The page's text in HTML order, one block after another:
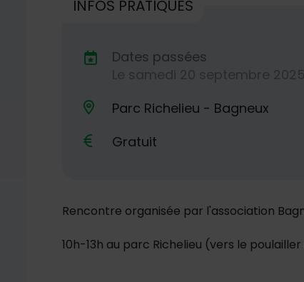
INFOS PRATIQUES
Dates de planification
Dates passées
Le samedi 20 septembre 2025
Lieu alternatif
Parc Richelieu - Bagneux
Gratuit
Rencontre organisée par l'association
10h-13h au parc Richelieu (vers le